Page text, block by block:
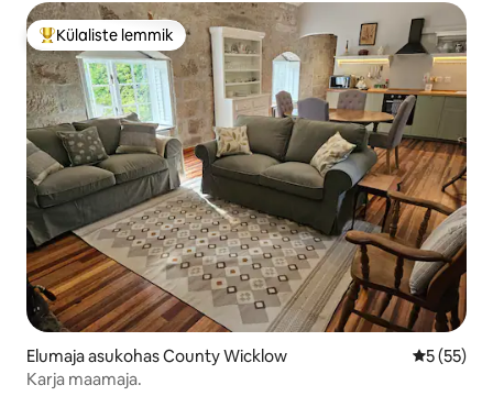
Külaliste suur lemmik
Külaliste lemmik
Elumaja asukohas County Wicklow Keskmine
5 (55)
Karja maamaja.